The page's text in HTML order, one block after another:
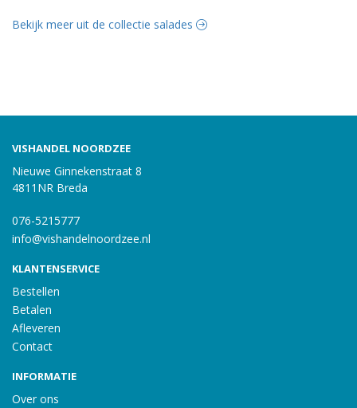
Bekijk meer uit de collectie salades
VISHANDEL NOORDZEE
Nieuwe Ginnekenstraat 8
4811NR Breda
076-5215777
info@vishandelnoordzee.nl
KLANTENSERVICE
Bestellen
Betalen
Afleveren
Contact
INFORMATIE
Over ons